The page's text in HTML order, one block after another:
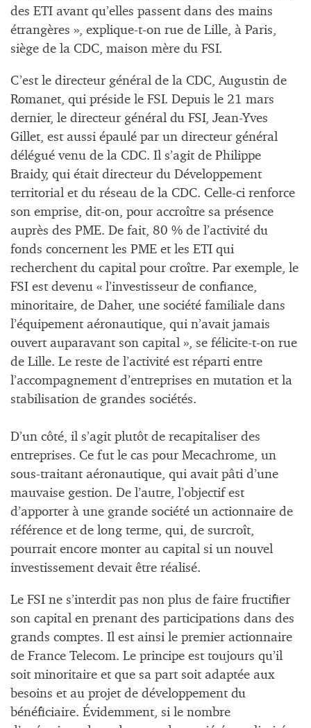
des ETI avant qu’elles passent dans des mains
étrangères », explique-t-on rue de Lille, à Paris,
siège de la CDC, maison mère du FSI.
C’est le directeur général de la CDC, Augustin de
Romanet, qui préside le FSI. Depuis le 21 mars
dernier, le directeur général du FSI, Jean-Yves
Gillet, est aussi épaulé par un directeur général
délégué venu de la CDC. Il s’agit de Philippe
Braidy, qui était directeur du Développement
territorial et du réseau de la CDC. Celle-ci renforce
son emprise, dit-on, pour accroître sa présence
auprès des PME. De fait, 80 % de l’activité du
fonds concernent les PME et les ETI qui
recherchent du capital pour croître. Par exemple, le
FSI est devenu « l’investisseur de confiance,
minoritaire, de Daher, une société familiale dans
l’équipement aéronautique, qui n’avait jamais
ouvert auparavant son capital », se félicite-t-on rue
de Lille. Le reste de l’activité est réparti entre
l’accompagnement d’entreprises en mutation et la
stabilisation de grandes sociétés.
D’un côté, il s’agit plutôt de recapitaliser des
entreprises. Ce fut le cas pour Mecachrome, un
sous-traitant aéronautique, qui avait pâti d’une
mauvaise gestion. De l’autre, l’objectif est
d’apporter à une grande société un actionnaire de
référence et de long terme, qui, de surcroît,
pourrait encore monter au capital si un nouvel
investissement devait être réalisé.
Le FSI ne s’interdit pas non plus de faire fructifier
son capital en prenant des participations dans des
grands comptes. Il est ainsi le premier actionnaire
de France Telecom. Le principe est toujours qu’il
soit minoritaire et que sa part soit adaptée aux
besoins et au projet de développement du
bénéficiaire. Évidemment, si le nombre